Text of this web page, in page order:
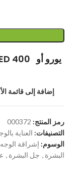
إضافة إلى قائمة
رمز المنتج: 000372
التصنيفات: العناية
الوسوم: إشراقة الوجه
البشرة , جل البشرة ,